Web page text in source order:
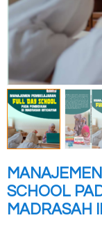
SCHOOL
MADRASAH